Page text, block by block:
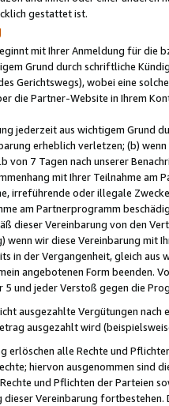
gestattet ist.
mit Ihrer Anmeldung für die
Grund durch schriftliche
Gerichtswegs), wobei eine
die Partner-Website in Ihrem
jederzeit aus wichtigem Grund
erheblich verletzen; (b)
von 7 Tagen nach unserer
mit Ihrer Teilnahme am
irreführende oder illegale
am Partnerprogramm
dieser Vereinbarung von den
wir diese Vereinbarung mit
in der Vergangenheit, gleich
angebotenen Form beenden.
und jeder Verstoß gegen die
ausgezahlte Vergütungen
ausgezahlt wird
erlöschen alle Rechte und
hiervon ausgenommen sind
und Pflichten der Parteien
dieser Vereinbarung